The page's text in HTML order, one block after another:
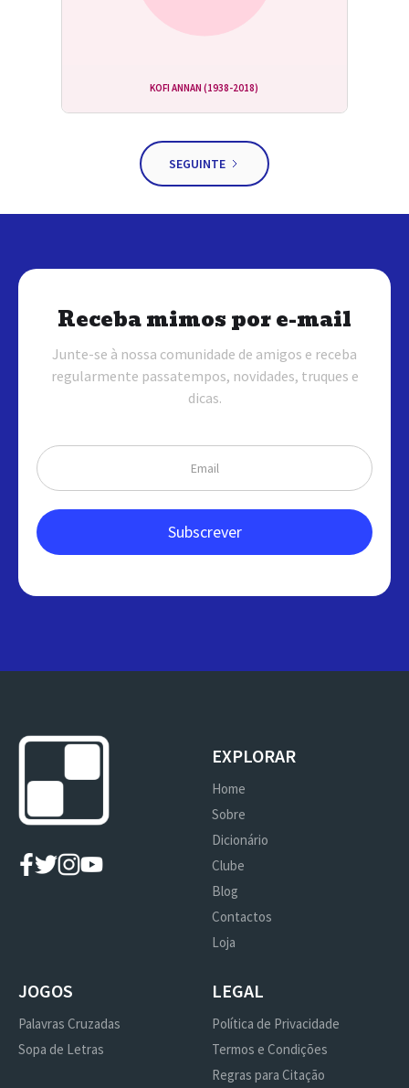
KOFI ANNAN (1938-2018)
SEGUINTE
Receba mimos por e-mail
Junte-se à nossa comunidade de amigos e receba
regularmente passatempos, novidades, truques e
dicas.
EXPLORAR
Home
Sobre
Dicionário
Clube
Blog
Contactos
Loja
JOGOS
Palavras Cruzadas
Sopa de Letras
LEGAL
Política de Privacidade
Termos e Condições
Regras para Citação